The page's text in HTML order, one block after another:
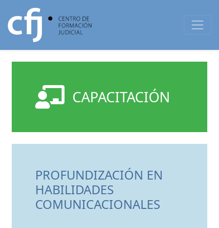
CAPACITACIÓN
PROFUNDIZACIÓN EN
HABILIDADES
COMUNICACIONALES